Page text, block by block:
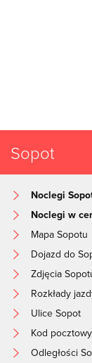
Sopot
Noclegi
Noclegi w
Mapa Sopotu
Dojazd do
Zdjęcia
Rozkłady
Ulice Sopot
Kod
Odległości